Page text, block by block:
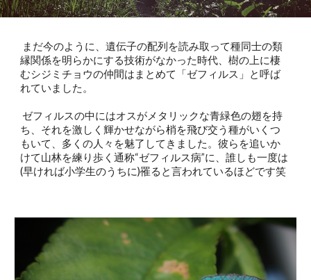
縁関係を明らかにする技術がなかった時代、樹の上に棲
むシジミチョウの仲間はまとめて「ゼフィルス」と呼ば
れていました。
ち、それを激しく輝かせながら梢を飛び交う種がいくつ
もいて、多くの人々を魅了してきました。彼らを追いか
けて山林を練り歩く通称“ゼフィルス病”に、誰しも一度は
(早ければ小学生のうちに)罹ると言われているほどです笑